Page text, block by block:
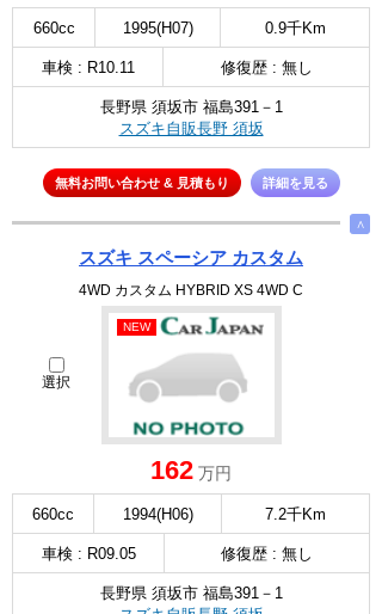
660cc 1995(H07) 0.9千Km
車検 : R10.11 修復歴 : 無し
長野県 須坂市 福島391－1
スズキ自販長野 須坂
無料お問い合わせ & 見積もり 詳細を見る
∧
スズキ スペーシア カスタム
4WD カスタム HYBRID XS 4WD C
選択
NEW
162 万円
660cc 1994(H06) 7.2千Km
車検 : R09.05 修復歴 : 無し
長野県 須坂市 福島391－1